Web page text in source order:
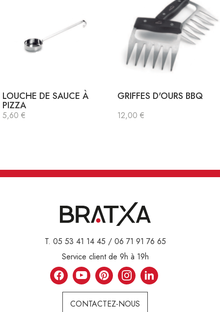
LOUCHE DE SAUCE À
PIZZA
5,60 €
GRIFFES D'OURS BBQ
12,00 €
T. 05 53 41 14 45 / 06 71 91 76 65
Service client de 9h à 19h
CONTACTEZ-NOUS